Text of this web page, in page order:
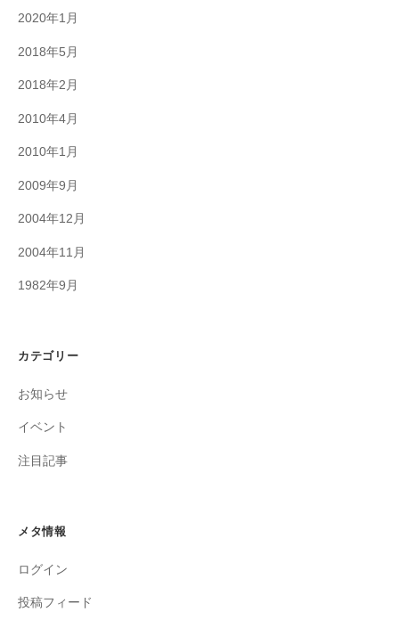
2020年1月
2018年5月
2018年2月
2010年4月
2010年1月
2009年9月
2004年12月
2004年11月
1982年9月
カテゴリー
お知らせ
イベント
注目記事
メタ情報
ログイン
投稿フィード